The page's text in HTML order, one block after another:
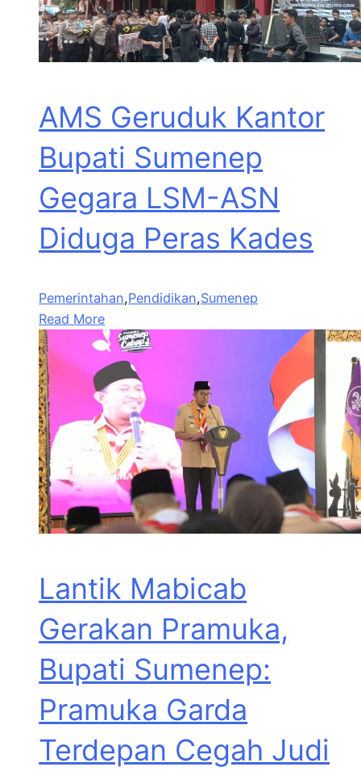
AMS Geruduk Kantor
Bupati Sumenep
Gegara LSM-ASN
Diduga Peras Kades
Pemerintahan,Pendidikan,Sumenep
Read More
Lantik Mabicab
Gerakan Pramuka,
Bupati Sumenep:
Pramuka Garda
Terdepan Cegah Judi